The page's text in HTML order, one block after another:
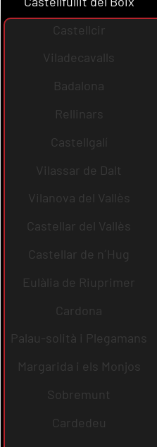
Castellcir
Viladecavalls
Badalona
Rellinars
Castellgalí
Vilassar de Dalt
Vilanova del Vallès
Castellar del Vallès
Castellar de n´Hug
Eulàlia de Riuprimer
Cardona
Palau-solità i Plegamans
Margarida i els Monjos
Sobremunt
Cardedeu